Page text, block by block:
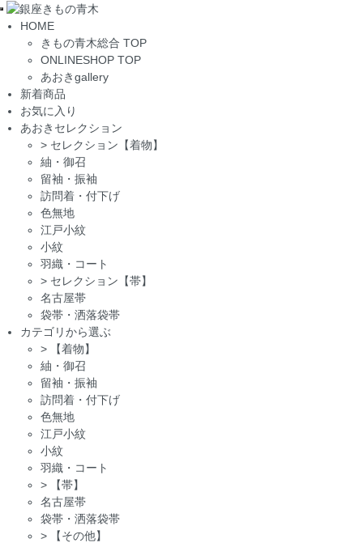
Toggle
navigation
HOME
きもの青木総合 TOP
ONLINESHOP TOP
あおきgallery
新着商品
お気に入り
あおきセレクション
> セレクション【着物】
紬・御召
留袖・振袖
訪問着・付下げ
色無地
江戸小紋
小紋
羽織・コート
> セレクション【帯】
名古屋帯
袋帯・洒落袋帯
カテゴリから選ぶ
>
【着物】
紬・御召
留袖・振袖
訪問着・付下げ
色無地
江戸小紋
小紋
羽織・コート
>
【帯】
名古屋帯
袋帯・洒落袋帯
>
【その他】